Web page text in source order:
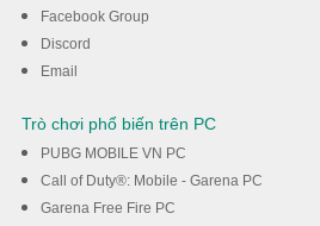
Facebook Group
Discord
Email
Trò chơi phổ biến trên PC
PUBG MOBILE VN PC
Call of Duty®: Mobile - Garena PC
Garena Free Fire PC